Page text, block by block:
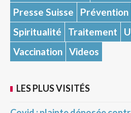
Presse Suisse
Prévention
Spiritualité
Traitement
Vaccination Videos
LES PLUS VISITÉS